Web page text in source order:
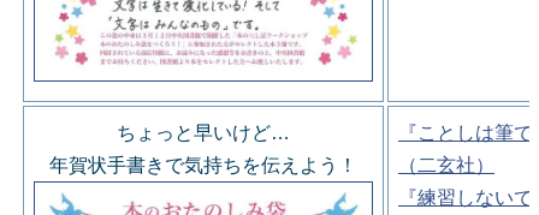
ちょっと早いけど…
年賀状手書きで気持ちを伝えよう！
『ことしは筆
（二玄社）
『練習しない